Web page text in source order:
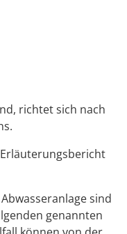
richtet sich nach
sind
genannten